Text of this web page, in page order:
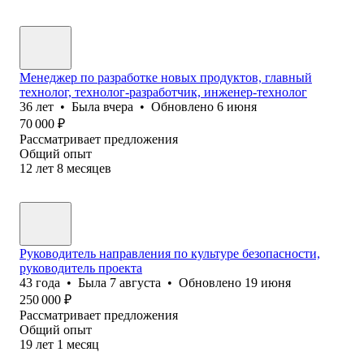
Менеджер по разработке новых продуктов, главный
технолог, технолог-разработчик, инженер-технолог
36 лет • Была вчера • Обновлено 6 июня
70 000 ₽
Рассматривает предложения
Общий опыт
12 лет 8 месяцев
Руководитель направления по культуре безопасности,
руководитель проекта
43 года • Была 7 августа • Обновлено 19 июня
250 000 ₽
Рассматривает предложения
Общий опыт
19 лет 1 месяц